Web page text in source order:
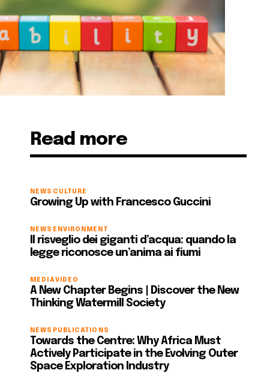
Read more
NEWS CULTURE
Growing Up with Francesco Guccini
NEWS ENVIRONMENT
Il risveglio dei giganti d’acqua: quando la
legge riconosce un’anima ai fiumi
MEDIAVIDEO
A New Chapter Begins | Discover the New
Thinking Watermill Society
NEWS PUBLICATIONS
Towards the Centre: Why Africa Must
Actively Participate in the Evolving Outer
Space Exploration Industry